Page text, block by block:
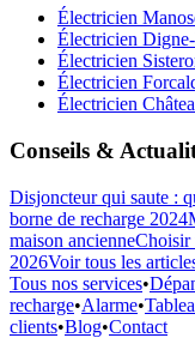
Électricien
Électricien
Électricien
Électricien
Électricien
Conseils &
Disjoncteur qui saute :
borne de recharge 2024
maison ancienneChoisir
2026Voir tous les
Tous nos services•
recharge•Alarme•
clients•Blog•Contact